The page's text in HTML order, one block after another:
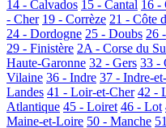
14 - Calvados 15 - Cantal 16 -
- Cher 19 - Corrèze 21 - Côte
24 - Dordogne 25 - Doubs 26
29 - Finistère 2A - Corse du
Haute-Garonne 32 - Gers 33 -
Vilaine 36 - Indre 37 - Indre-
Landes 41 - Loir-et-Cher 42 -
Atlantique 45 - Loiret 46 - Lot
Maine-et-Loire 50 - Manche